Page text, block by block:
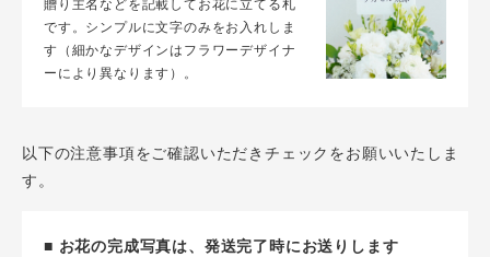
贈り主名などを記載してお花に立てる札
です。シンプルに文字のみをお入れしま
す（細かなデザインはフラワーデザイナ
ーにより異なります）。
以下の注意事項をご確認いただきチェックをお願いいたしま
す。
■ お花の完成写真は、発送完了時にお送りします